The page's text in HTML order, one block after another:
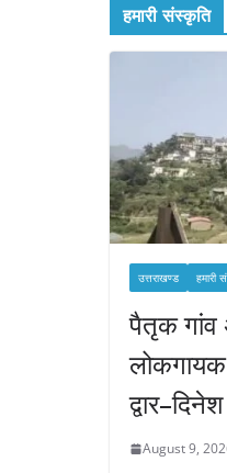
हमारी संस्कृति
उत्तराखण्ड हमारी
पैतृक गांव
August 9,